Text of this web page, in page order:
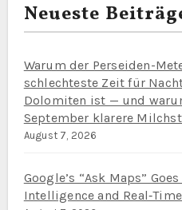
Neueste
Warum der Perseiden-
schlechteste Zeit für
Dolomiten ist — und
September klarere
August 7, 2026
Google’s “Ask Maps”
Intelligence and